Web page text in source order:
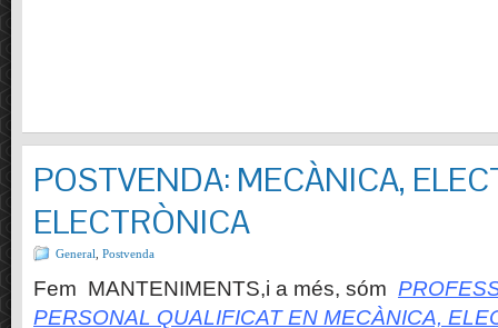
POSTVENDA: MECÀNICA,
ELECTRÒNICA
General Postvenda
Fem MANTENIMENTS,i a més, sóm
PERSONAL QUALIFICAT EN MECÀNICA,